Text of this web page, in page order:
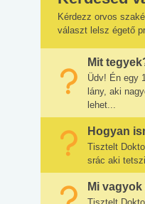
Kérdezz orvos
választ lelsz égető
Mit
Üdv! Én egy
lány, aki
lehet...
Hogyan
Tisztelt
srác aki
Mi vagyok